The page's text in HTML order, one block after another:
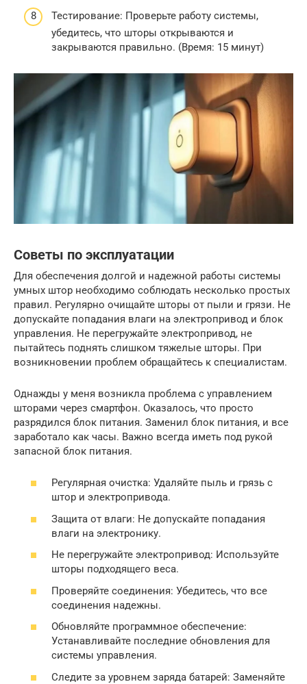
Тестирование: Проверьте работу системы,
убедитесь, что шторы открываются и
закрываются правильно. (Время: 15 минут)
Советы по эксплуатации
Для обеспечения долгой и надежной работы системы
умных штор необходимо соблюдать несколько простых
правил. Регулярно очищайте шторы от пыли и грязи. Не
допускайте попадания влаги на электропривод и блок
управления. Не перегружайте электропривод, не
пытайтесь поднять слишком тяжелые шторы. При
возникновении проблем обращайтесь к специалистам.
Однажды у меня возникла проблема с управлением
шторами через смартфон. Оказалось, что просто
разрядился блок питания. Заменил блок питания, и все
заработало как часы. Важно всегда иметь под рукой
запасной блок питания.
Регулярная очистка: Удаляйте пыль и грязь с
штор и электропривода.
Защита от влаги: Не допускайте попадания
влаги на электронику.
Не перегружайте электропривод: Используйте
шторы подходящего веса.
Проверяйте соединения: Убедитесь, что все
соединения надежны.
Обновляйте программное обеспечение:
Устанавливайте последние обновления для
системы управления.
Следите за уровнем заряда батарей: Заменяйте